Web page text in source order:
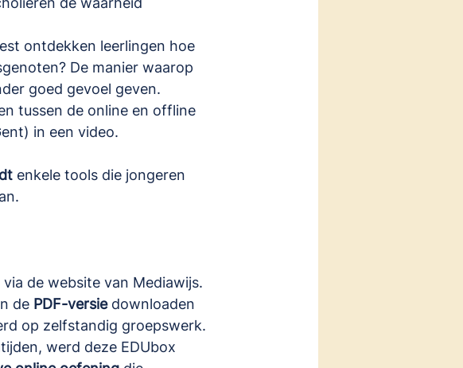
ontdekken leerlingen hoe
De manier waarop
goed gevoel geven.
tussen de online en offline
in een video.
enkele tools die jongeren
via de website van Mediawijs.
de PDF-versie downloaden
op zelfstandig groepswerk.
werd deze EDUbox